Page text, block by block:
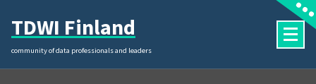
content
TDWI Finland
community of data professionals and leaders